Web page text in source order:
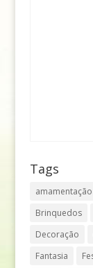
Tags
amamentação
Brinquedos
Decoração
Fantasia